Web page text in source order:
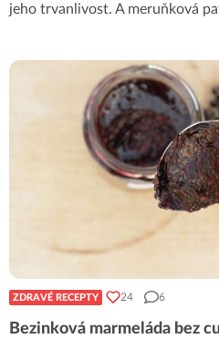
jeho trvanlivost. A meruňková
ZDRAVÉ RECEPTY 24 6
Bezinková marmeláda bez